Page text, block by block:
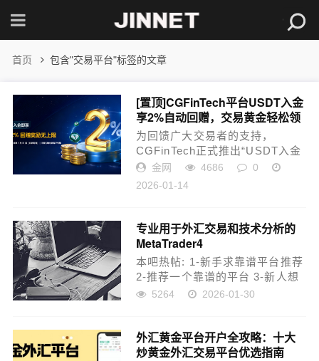
首页 包含"交易平台"标签的文章
[置顶]CGFinTech平台USDT入金
享2%自动回赠，交易黄金轻松领
奖励！
为回馈广大交易者的支持，
CGFinTech正式推出“USDT入金
专享2%回赠”活动。本次活动旨在
为您提供更灵活、更便捷的入金
或手动申请，只需使...
金网 4686
0
2026-01-14
专业用于外汇交易和技术分析的
MetaTrader4
本吧热帖: 1-新手求靠谱平台推荐
2-推荐一个靠谱的平台 3-新人想
要入坑这个，求一个稳定的平
mt4量化招商！...
5264 2026-01-30
外汇黄金平台开户全攻略：十大
炒黄金外汇交易平台优选指南